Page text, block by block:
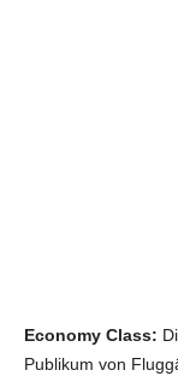
Economy Class:
Publikum von